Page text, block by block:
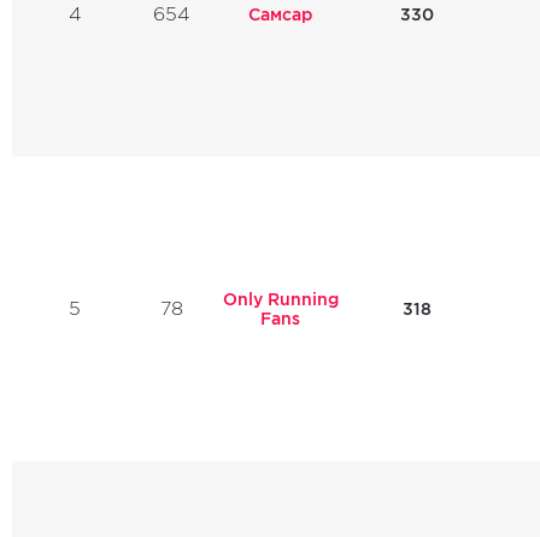
4 654 Самсар 330
5 78
Only Running
Fans
318